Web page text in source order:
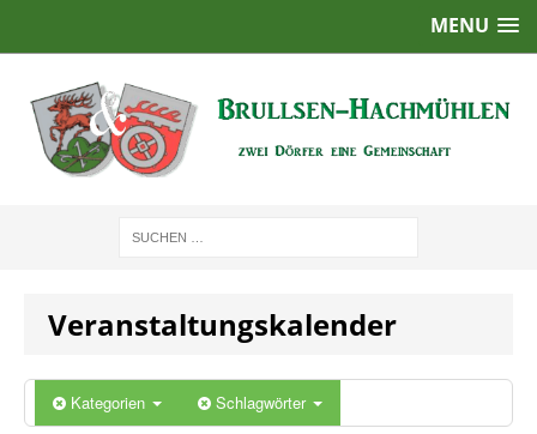
MENU
Veranstaltungskalender
Kategorien Schlagwörter